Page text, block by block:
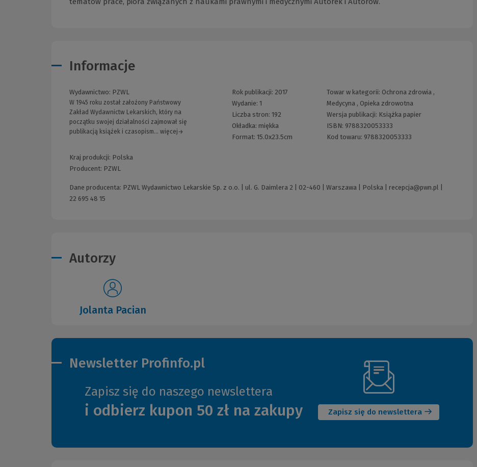
Informacje
Wydawnictwo: PZWL
W 1945 roku został założony Państwowy
Zakład Wydawnictw Lekarskich, który na
początku swojej działalności zajmował się
publikacją książek i czasopism... więcej→
Kraj produkcji: Polska
Producent: PZWL
Rok publikacji: 2017
Wydanie: 1
Liczba stron: 192
Okładka: miękka
Format: 15.0x23.5cm
Towar w kategorii: Ochrona zdrowia,
Medycyna, Opieka zdrowotna
Wersja publikacji: Książka papier
ISBN: 9788320053333
Kod towaru: 9788320053333
Dane producenta: PZWL Wydawnictwo Lekarskie Sp. z o.o. | ul. G. Daimlera 2 | 02-460 | Warszawa | Polska | recepcja@pwn.pl
22 695 48 15
Autorzy
Jolanta Pacian
Newsletter Profinfo.pl
Zapisz się do naszego newslettera
i odbierz kupon 50 zł na zakupy Zapisz się do newslettera
okno)